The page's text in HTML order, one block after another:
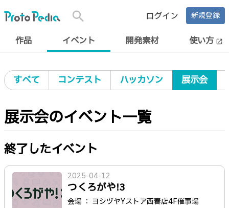
search ログイン 新規登録
作品 イベント 開発素材 使い方 open_in_new
すべて コンテスト ハッカソン 展示会
展示会のイベント一覧
終了したイベント
2025-04-12
つくろがや!3
会場 ： ヨシヅヤYストア西春店4F催事場